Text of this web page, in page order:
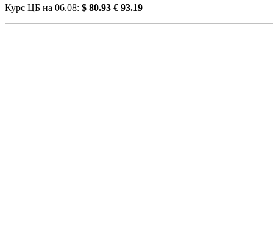
Курс ЦБ на 06.08: $ 80.93 € 93.19